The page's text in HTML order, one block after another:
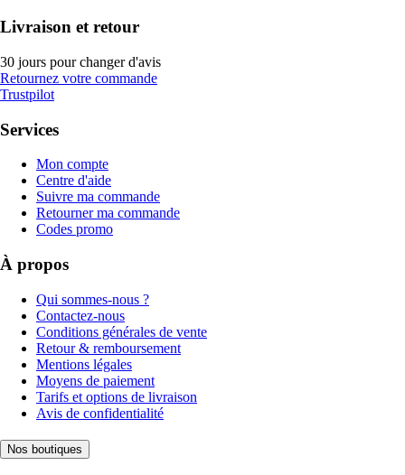
Livraison et retour
30 jours pour changer d'avis
Retournez votre commande
Trustpilot
Services
Mon compte
Centre d'aide
Suivre ma commande
Retourner ma commande
Codes promo
À propos
Qui sommes-nous ?
Contactez-nous
Conditions générales de vente
Retour & remboursement
Mentions légales
Moyens de paiement
Tarifs et options de livraison
Avis de confidentialité
Nos boutiques